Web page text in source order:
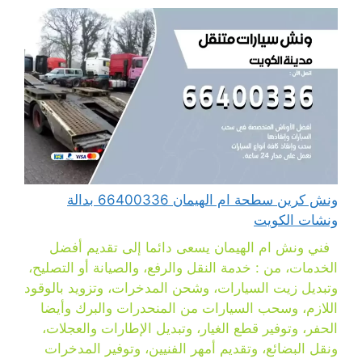
ونش كرين سطحة ام الهيمان 66400336 بدالة
ونشات الكويت
فني ونش ام الهيمان يسعى دائما إلى تقديم أفضل
الخدمات، من : خدمة النقل والرفع، والصيانة أو التصليح،
وتبديل زيت السيارات، وشحن المدخرات، وتزويد بالوقود
اللازم، وسحب السيارات من المنحدرات والبرك وأيضا
الحفر، وتوفير قطع الغيار، وتبديل الإطارات والعجلات،
ونقل البضائع، وتقديم أمهر الفنيين، وتوفير المدخرات